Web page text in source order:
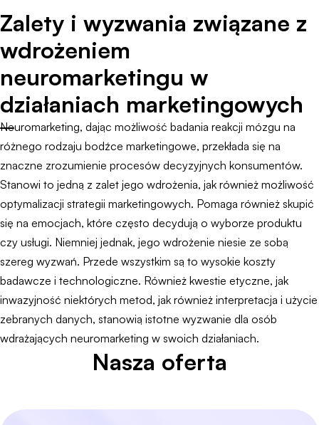
Zalety i wyzwania związane z
wdrożeniem
neuromarketingu w
działaniach marketingowych
Neuromarketing, dając możliwość badania reakcji mózgu na
różnego rodzaju bodźce marketingowe, przekłada się na
znaczne zrozumienie procesów decyzyjnych konsumentów.
Stanowi to jedną z zalet jego wdrożenia, jak również możliwość
optymalizacji strategii marketingowych. Pomaga również skupić
się na emocjach, które często decydują o wyborze produktu
czy usługi. Niemniej jednak, jego wdrożenie niesie ze sobą
szereg wyzwań. Przede wszystkim są to wysokie koszty
badawcze i technologiczne. Również kwestie etyczne, jak
inwazyjność niektórych metod, jak również interpretacja i użycie
zebranych danych, stanowią istotne wyzwanie dla osób
wdrażających neuromarketing w swoich działaniach.
Nasza oferta